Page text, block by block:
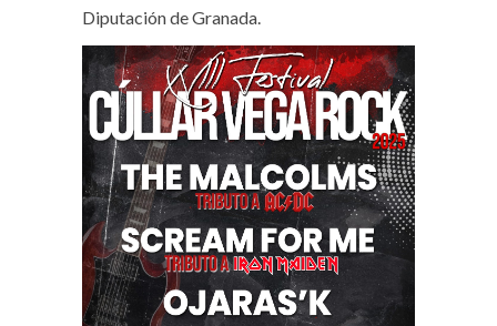
Diputación de Granada.